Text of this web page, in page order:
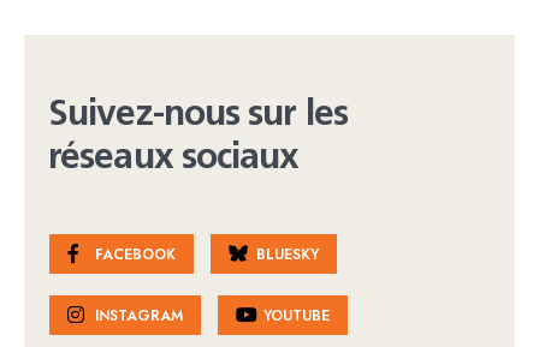
Suivez-nous sur les
réseaux sociaux
FACEBOOK BLUESKY
INSTAGRAM YOUTUBE